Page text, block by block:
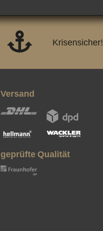
Krisensicher!
Versand
geprüfte Qualität